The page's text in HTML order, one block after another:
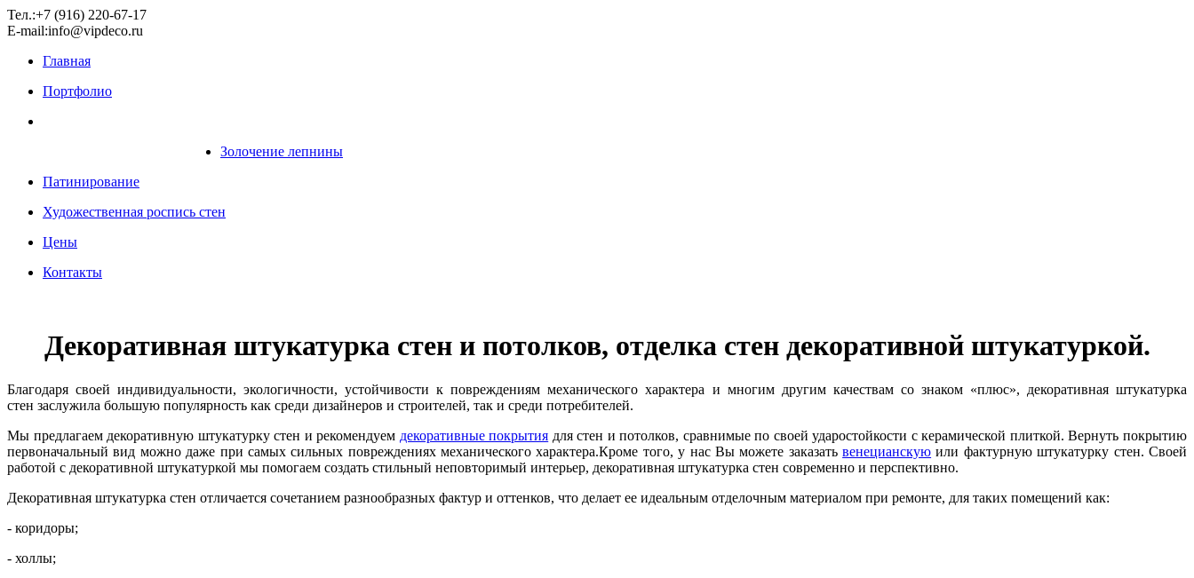
Тел.:+7 (916) 220-67-17
E-mail:info@vipdeco.ru
Главная
Портфолио
Золочение лепнины
Патинирование
Художественная роспись стен
Цены
Контакты
Декоративная штукатурка стен и потолков, отделка стен декоративной штукатуркой.
Благодаря своей индивидуальности, экологичности, устойчивости к повреждениям механического характера и многим другим качествам со знаком «плюс», декоративная штукатурка
стен заслужила большую популярность как среди дизайнеров и строителей, так и среди потребителей.
Мы предлагаем декоративную штукатурку стен и рекомендуем декоративные покрытия для стен и потолков, сравнимые по своей ударостойкости с керамической плиткой. Вернуть покрытию
первоначальный вид можно даже при самых сильных повреждениях механического характера.Кроме того, у нас Вы можете заказатьвенецианскую или фактурную штукатурку стен. Своей
работой с декоративной штукатуркой мы помогаем создать стильный неповторимый интерьер, декоративная штукатурка стен современно и перспективно.
Декоративная штукатурка стен отличается сочетанием разнообразных фактур и оттенков, что делает ее идеальным отделочным материалом при ремонте, для таких помещений как:
- коридоры;
- холлы;